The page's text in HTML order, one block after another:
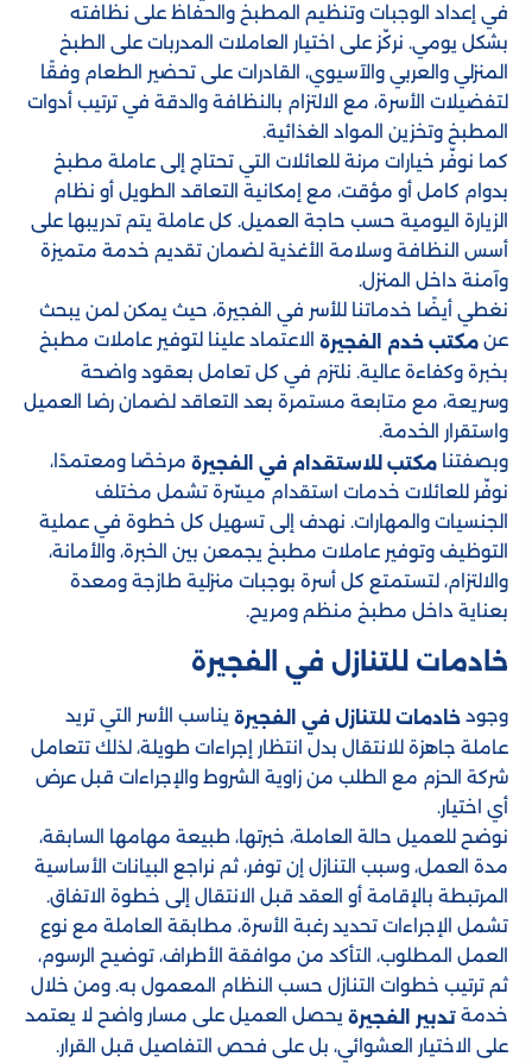
في إعداد الوجبات وتنظيم المطبخ والحفاظ على نظافته
بشكل يومي. نركّز على اختيار العاملات المدربات على الطبخ
المنزلي والعربي والآسيوي، القادرات على تحضير الطعام وفقًا
لتفضيلات الأسرة، مع الالتزام بالنظافة والدقة في ترتيب أدوات
المطبخ وتخزين المواد الغذائية.
كما نوفّر خيارات مرنة للعائلات التي تحتاج إلى عاملة مطبخ
بدوام كامل أو مؤقت، مع إمكانية التعاقد الطويل أو نظام
الزيارة اليومية حسب حاجة العميل. كل عاملة يتم تدريبها على
أسس النظافة وسلامة الأغذية لضمان تقديم خدمة متميزة
وآمنة داخل المنزل.
نغطي أيضًا خدماتنا للأسر في الفجيرة، حيث يمكن لمن يبحث
عن مكتب خدم الفجيرة الاعتماد علينا لتوفير عاملات مطبخ
بخبرة وكفاءة عالية. نلتزم في كل تعامل بعقود واضحة
وسريعة، مع متابعة مستمرة بعد التعاقد لضمان رضا العميل
واستقرار الخدمة.
وبصفتنا مكتب للاستقدام في الفجيرة مرخصًا ومعتمدًا،
نوفّر للعائلات خدمات استقدام ميسّرة تشمل مختلف
الجنسيات والمهارات. نهدف إلى تسهيل كل خطوة في عملية
التوظيف وتوفير عاملات مطبخ يجمعن بين الخبرة، والأمانة،
والالتزام، لتستمتع كل أسرة بوجبات منزلية طازجة ومعدة
بعناية داخل مطبخ منظم ومريح.
خادمات للتنازل​ في الفجيرة
وجود خادمات للتنازل في الفجيرة يناسب الأسر التي تريد
عاملة جاهزة للانتقال بدل انتظار إجراءات طويلة، لذلك تتعامل
شركة الحزم مع الطلب من زاوية الشروط والإجراءات قبل عرض
أي اختيار.
نوضح للعميل حالة العاملة، خبرتها، طبيعة مهامها السابقة،
مدة العمل، وسبب التنازل إن توفر، ثم نراجع البيانات الأساسية
المرتبطة بالإقامة أو العقد قبل الانتقال إلى خطوة الاتفاق.
تشمل الإجراءات تحديد رغبة الأسرة، مطابقة العاملة مع نوع
العمل المطلوب، التأكد من موافقة الأطراف، توضيح الرسوم،
ثم ترتيب خطوات التنازل حسب النظام المعمول به. ومن خلال
خدمة تدبير الفجيرة يحصل العميل على مسار واضح لا يعتمد
على الاختيار العشوائي، بل على فحص التفاصيل قبل القرار.